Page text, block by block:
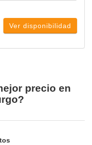
Ver disponibilidad
precio en